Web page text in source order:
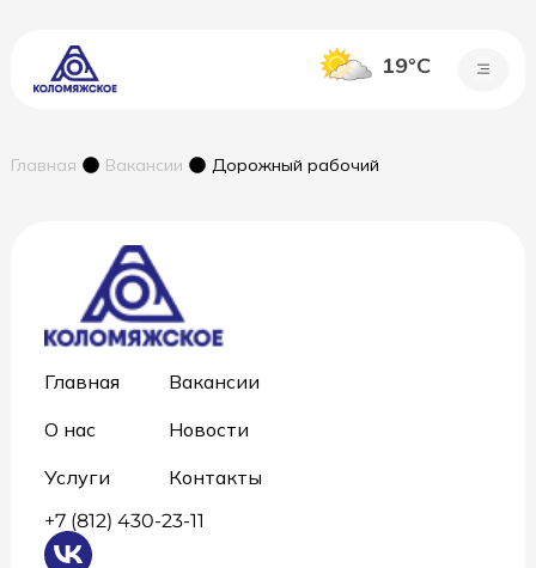
19°C
Главная Вакансии Дорожный рабочий
Главная
О нас
Услуги
Вакансии
Новости
Контакты
+7 (812) 430-23-11